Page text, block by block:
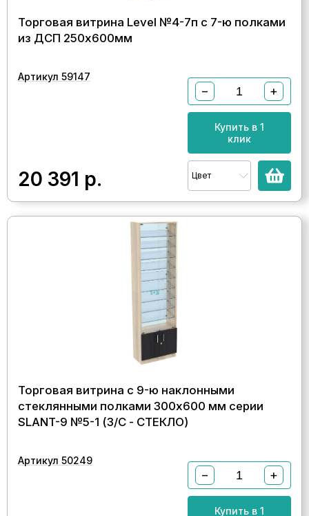
Торговая витрина Level №4-7п с 7-ю полками
из ДСП 250х600мм
Артикул 59147
20 391 р.
− +
Купить в 1
клик
Цвет
Торговая витрина с 9-ю наклонными
стеклянными полками 300x600 мм серии
SLANT-9 №5-1 (З/C - СТЕКЛО)
Артикул 50249
− +
Купить в 1